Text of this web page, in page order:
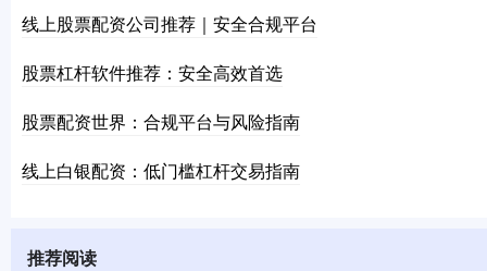
线上股票配资公司推荐｜安全合规平台
股票杠杆软件推荐：安全高效首选
股票配资世界：合规平台与风险指南
线上白银配资：低门槛杠杆交易指南
推荐阅读